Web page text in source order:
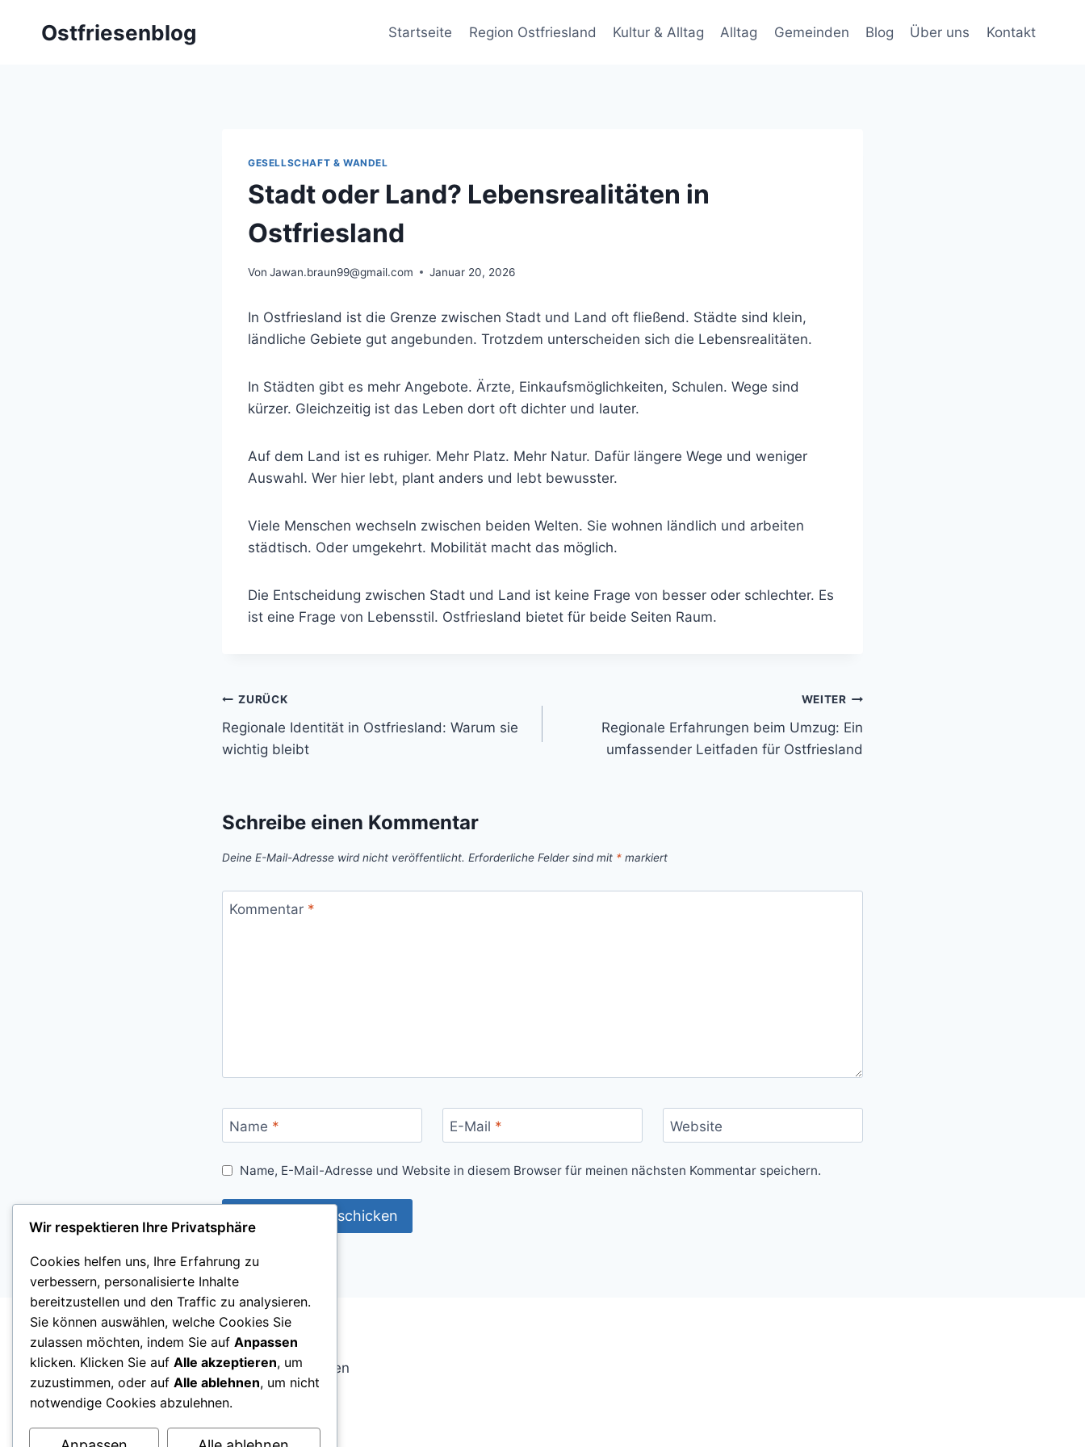
Ostfriesenblog Startseite Region Ostfriesland Kultur & Alltag Alltag Gemeinden Blog Über uns Kontakt
GESELLSCHAFT & WANDEL
Stadt oder Land? Lebensrealitäten in
Ostfriesland
Von Jawan.braun99@gmail.com Januar 20, 2026
In Ostfriesland ist die Grenze zwischen Stadt und Land oft fließend. Städte sind klein,
ländliche Gebiete gut angebunden. Trotzdem unterscheiden sich die Lebensrealitäten.
In Städten gibt es mehr Angebote. Ärzte, Einkaufsmöglichkeiten, Schulen. Wege sind
kürzer. Gleichzeitig ist das Leben dort oft dichter und lauter.
Auf dem Land ist es ruhiger. Mehr Platz. Mehr Natur. Dafür längere Wege und weniger
Auswahl. Wer hier lebt, plant anders und lebt bewusster.
Viele Menschen wechseln zwischen beiden Welten. Sie wohnen ländlich und arbeiten
städtisch. Oder umgekehrt. Mobilität macht das möglich.
Die Entscheidung zwischen Stadt und Land ist keine Frage von besser oder schlechter. Es
ist eine Frage von Lebensstil. Ostfriesland bietet für beide Seiten Raum.
Beitragsnavigation
ZURÜCK
Regionale Identität in Ostfriesland: Warum sie
wichtig bleibt
WEITER
Regionale Erfahrungen beim Umzug: Ein
umfassender Leitfaden für Ostfriesland
Schreibe einen Kommentar
Deine E-Mail-Adresse wird nicht veröffentlicht. Erforderliche Felder sind mit * markiert
Kommentar *
Name * E-Mail * Website
Name, E-Mail-Adresse und Website in diesem Browser für meinen nächsten Kommentar speichern.
ostfriesenblog.de ist ein unabhängiger
regionaler Blog über Ostfriesland. Wir berichten
über Alltag, Kultur, gesellschaftliche
Entwicklungen und das Leben in Städten und
Gemeinden der Region.
Wir respektieren Ihre Privatsphäre
Cookies helfen uns, Ihre Erfahrung zu
verbessern, personalisierte Inhalte
bereitzustellen und den Traffic zu analysieren.
Sie können auswählen, welche Cookies Sie
zulassen möchten, indem Sie auf Anpassen
klicken. Klicken Sie auf Alle akzeptieren, um
zuzustimmen, oder auf Alle ablehnen, um nicht
notwendige Cookies abzulehnen.